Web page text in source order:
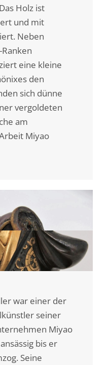
Holz ist
und mit
Neben
eine kleine
den
sich dünne
vergoldeten
am
Miyao
war einer der
seiner
Miyao
bis er
Seine